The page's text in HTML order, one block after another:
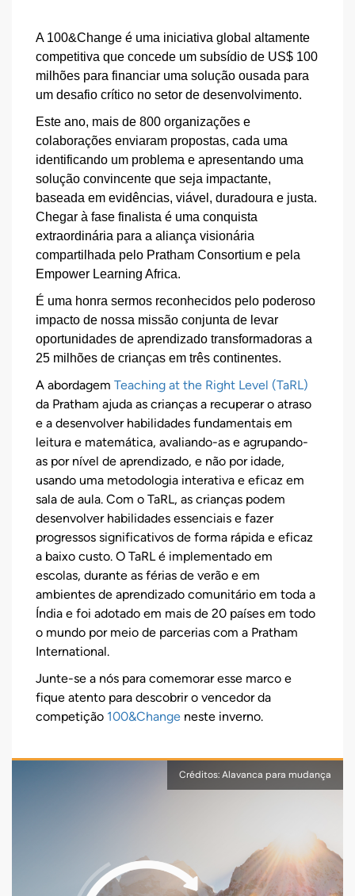
A 100&Change é uma iniciativa global altamente
competitiva que concede um subsídio de US$ 100
milhões para financiar uma solução ousada para
um desafio crítico no setor de desenvolvimento.
Este ano, mais de 800 organizações e
colaborações enviaram propostas, cada uma
identificando um problema e apresentando uma
solução convincente que seja impactante,
baseada em evidências, viável, duradoura e justa.
Chegar à fase finalista é uma conquista
extraordinária para a aliança visionária
compartilhada pelo Pratham Consortium e pela
Empower Learning Africa.
É uma honra sermos reconhecidos pelo poderoso
impacto de nossa missão conjunta de levar
oportunidades de aprendizado transformadoras a
25 milhões de crianças em três continentes.
A abordagem Teaching at the Right Level (TaRL)
da Pratham ajuda as crianças a recuperar o atraso
e a desenvolver habilidades fundamentais em
leitura e matemática, avaliando-as e agrupando-
as por nível de aprendizado, e não por idade,
usando uma metodologia interativa e eficaz em
sala de aula. Com o TaRL, as crianças podem
desenvolver habilidades essenciais e fazer
progressos significativos de forma rápida e eficaz
a baixo custo. O TaRL é implementado em
escolas, durante as férias de verão e em
ambientes de aprendizado comunitário em toda a
Índia e foi adotado em mais de 20 países em todo
o mundo por meio de parcerias com a Pratham
International.
Junte-se a nós para comemorar esse marco e
fique atento para descobrir o vencedor da
competição 100&Change neste inverno.
Créditos: Alavanca para mudança